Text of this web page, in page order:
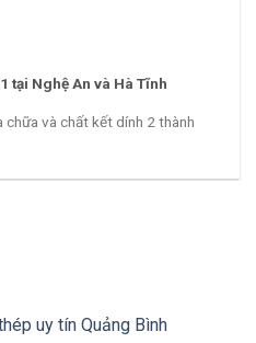
tại Nghệ An và Hà Tĩnh
và chất kết dính 2 thành
uy tín Quảng Bình